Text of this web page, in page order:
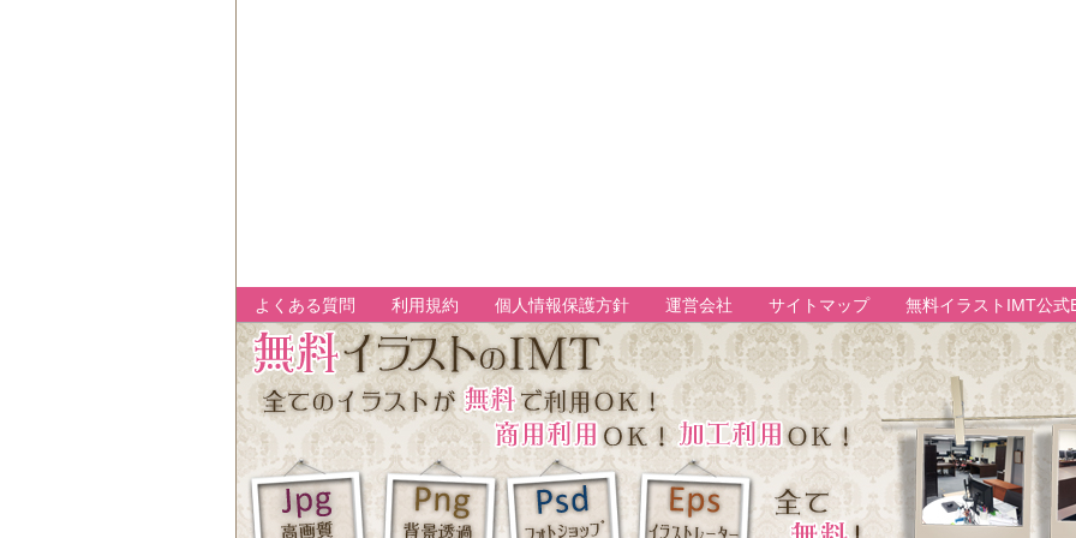
よくある質問 利用規約 個人情報保護方針 運営会社 サイトマップ 無料イラストIMT公式